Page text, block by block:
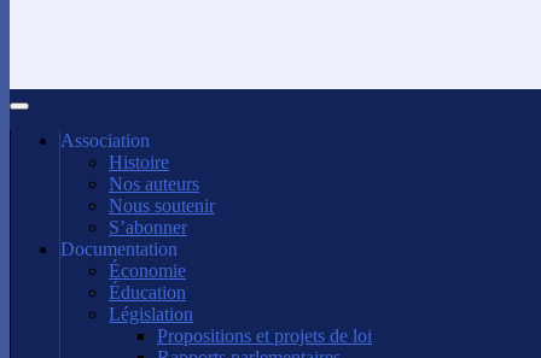
Association
Histoire
Nos auteurs
Nous soutenir
S’abonner
Documentation
Économie
Éducation
Législation
Propositions et projets de loi